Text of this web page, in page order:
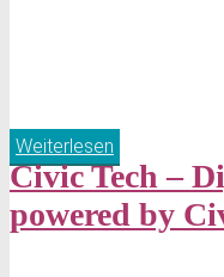
Weiterlesen
Civic Tech –
powered by